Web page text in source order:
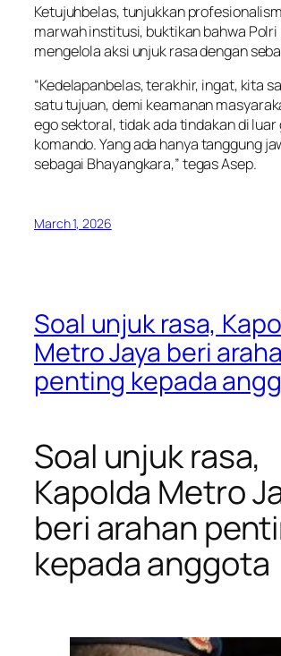
Ketujuhbelas, tunjukkan
marwah institusi, buktikan bahwa
mengelola aksi unjuk rasa dengan
“Kedelapanbelas, terakhir, ingat, kita
satu tujuan, demi keamanan
ego sektoral, tidak ada tindakan di luar
komando. Yang ada hanya tanggung
sebagai Bhayangkara,” tegas Asep.
March 1, 2026
Soal unjuk rasa,
Metro Jaya beri
penting kepada
Soal unjuk rasa,
Kapolda Metro
beri arahan
kepada anggota